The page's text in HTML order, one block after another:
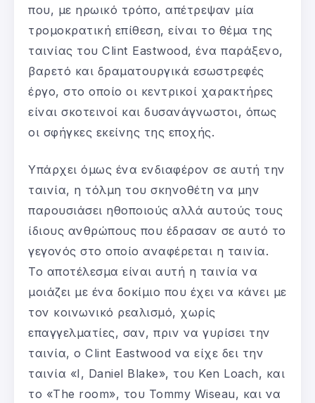
που, με ηρωικό τρόπο, απέτρεψαν μία
τρομοκρατική επίθεση, είναι το θέμα της
ταινίας του Clint Eastwood, ένα παράξενο,
βαρετό και δραματουργικά εσωστρεφές
έργο, στο οποίο οι κεντρικοί χαρακτήρες
είναι σκοτεινοί και δυσανάγνωστοι, όπως
οι σφήγκες εκείνης της εποχής.
Υπάρχει όμως ένα ενδιαφέρον σε αυτή την
ταινία, η τόλμη του σκηνοθέτη να μην
παρουσιάσει ηθοποιούς αλλά αυτούς τους
ίδιους ανθρώπους που έδρασαν σε αυτό το
γεγονός στο οποίο αναφέρεται η ταινία.
Το αποτέλεσμα είναι αυτή η ταινία να
μοιάζει με ένα δοκίμιο που έχει να κάνει με
τον κοινωνικό ρεαλισμό, χωρίς
επαγγελματίες, σαν, πριν να γυρίσει την
ταινία, ο Clint Eastwood να είχε δει την
ταινία «I, Daniel Blake», του Ken Loach, και
το «The room», του Tommy Wiseau, και να